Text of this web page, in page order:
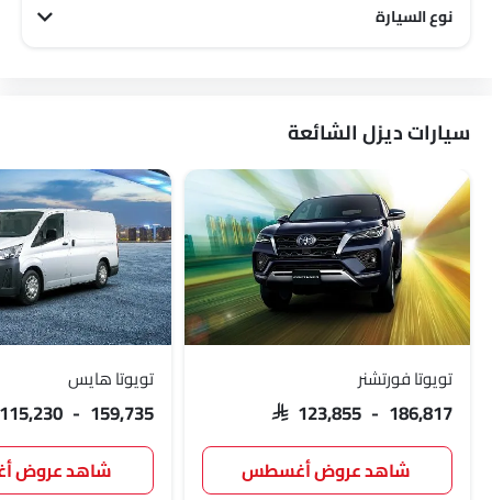
نوع السيارة
سيارات ديزل الشائعة
تويوتا فورتشنر
SAR 123,855 - 186,817
شاهد عروض أغسطس
تويوتا هايس
115,230 - 159,735
شاهد عروض